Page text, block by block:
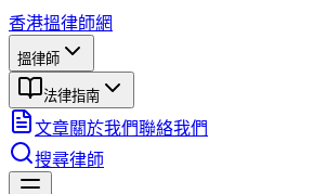
香港搵律師網
搵律師
法律指南
文章關於我們聯絡我們
搜尋律師